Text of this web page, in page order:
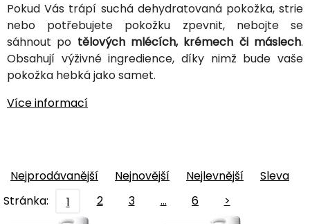
Pokud Vás trápí suchá dehydratovaná pokožka, strie
nebo potřebujete pokožku zpevnit, nebojte se
sáhnout po tělových mlécích, krémech či máslech.
Obsahují výživné ingredience, díky nimž bude vaše
pokožka hebká jako samet.
Více informací
Nejprodávanější Nejnovější Nejlevnější
Sleva
Stránka:
1 2 3 … 6
>